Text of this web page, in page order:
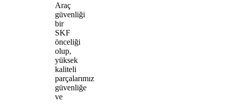
Araç
güvenliği
bir
SKF
önceliği
olup,
yüksek
kaliteli
parçalarımız
güvenliğe
ve